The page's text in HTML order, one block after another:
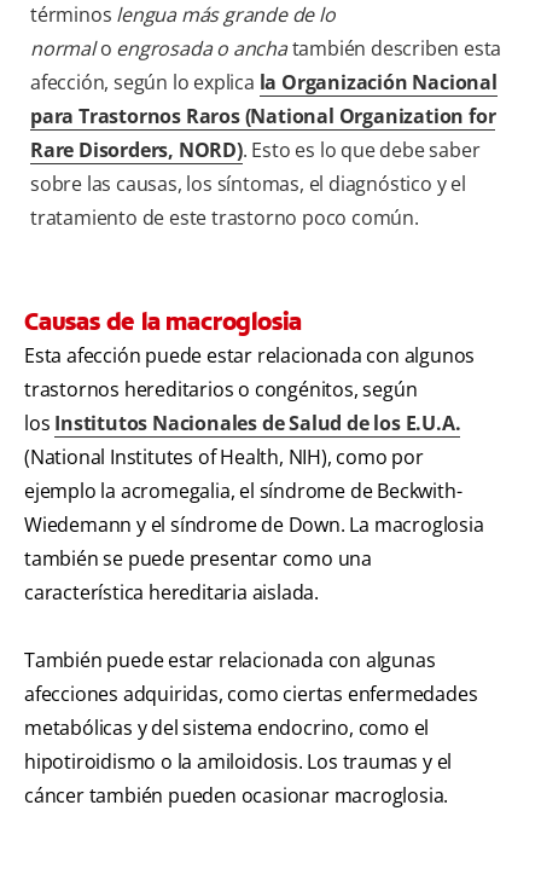
términos lengua más grande de lo
normalo engrosada o anchatambién describen esta
afección, según lo explica la Organización Nacional
para Trastornos Raros (National Organization for
Rare Disorders, NORD). Esto es lo que debe saber
sobre las causas, los síntomas, el diagnóstico y el
tratamiento de este trastorno poco común.
Causas de la macroglosia
Esta afección puede estar relacionada con algunos
trastornos hereditarios o congénitos, según
los Institutos Nacionales de Salud de los E.U.A.
(National Institutes of Health, NIH), como por
ejemplo la acromegalia, el síndrome de Beckwith-
Wiedemann y el síndrome de Down. La macroglosia
también se puede presentar como una
característica hereditaria aislada.
También puede estar relacionada con algunas
afecciones adquiridas, como ciertas enfermedades
metabólicas y del sistema endocrino, como el
hipotiroidismo o la amiloidosis. Los traumas y el
cáncer también pueden ocasionar macroglosia.